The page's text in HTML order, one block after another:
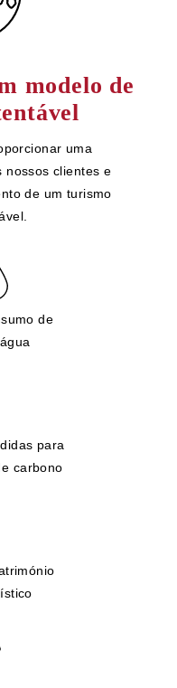
modelo de
uma
nossos clientes e
de um turismo
de
para
carbono